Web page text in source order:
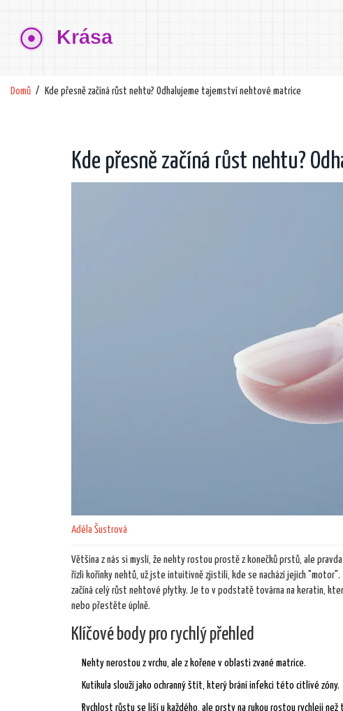
Domů Kde přesně začíná růst nehtu? Odhalujeme tajemství nehtové matrice
Kde přesně začíná růst nehtu?
Adéla Šustrová
Většina z nás si myslí, že nehty rostou prostě z konečků prstů, ale
řízli kořínky nehtů, už jste intuitivně zjistili, kde se nachází jejich "motor".
začíná celý růst nehtové płytky. Je to v podstatě továrna na keratin,
nebo přestěte úplně.
Klíčové body pro rychlý přehled
Nehty nerostou z vrchu, ale z kořene v oblasti zvané matrice.
Kutikula slouží jako ochranný štít, který brání infekci této citlivé zóny.
Rychlost růstu se liší u každého, ale prsty na rukou rostou rychleji než